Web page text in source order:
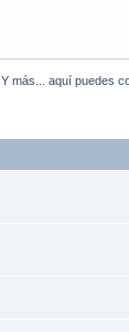
Y más... aquí puedes